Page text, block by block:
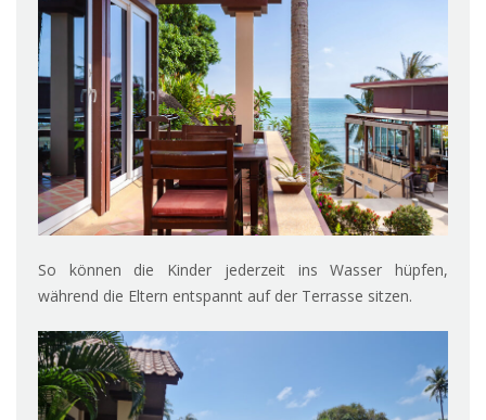
So können die Kinder jederzeit ins Wasser hüpfen,
während die Eltern entspannt auf der Terrasse sitzen.